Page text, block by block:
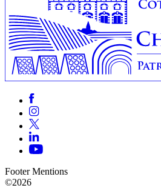
Footer Mentions
©2026